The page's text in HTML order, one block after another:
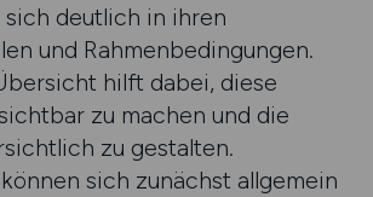
deutlich in ihren
und Rahmenbedingungen.
hilft dabei, diese
zu machen und die
zu gestalten.
sich zunächst allgemein